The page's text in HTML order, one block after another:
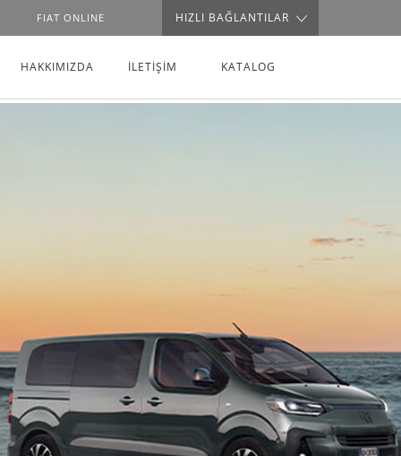
FIAT ONLINE HIZLI BAĞLANTILAR
HAKKIMIZDA İLETİŞİM KATALOG